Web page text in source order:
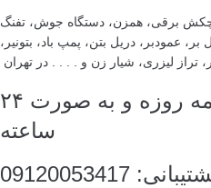
چکش برقی، همزن، دستگاه جوش، تفنگ
عمودبر، دریل بتن، پمپ باد، بتونیر،
تراز لیزری، شیار زن و . . . . در تهران
ارتباط با پشتیبانی همه روزه و به صورت ۲۴
ساعته
09120053417